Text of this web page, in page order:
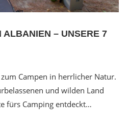
ALBANIEN – UNSERE 7
Campen in herrlicher Natur.
und wilden Land
fürs Camping entdeckt…